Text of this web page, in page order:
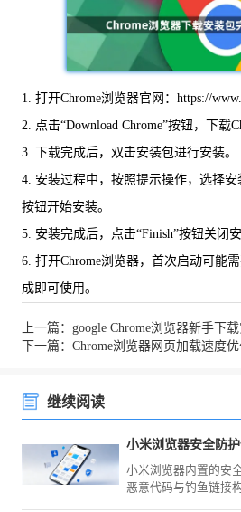
1. 打开Chrome浏览器官网：https://
2. 点击“Download Chrome”按钮，下载
3. 下载完成后，双击安装包进行安装。
4. 安装过程中，按照提示操作，选择安
按钮开始安装。
5. 安装完成后，点击“Finish”按钮关闭安
6. 打开Chrome浏览器，首次启动可能
成即可使用。
上一篇：google Chrome浏览器新手下
下一篇：Chrome浏览器网页加载速度
继续阅读
小米浏览器安全防
小米浏览器内置的安
恶意代码与钓鱼链接